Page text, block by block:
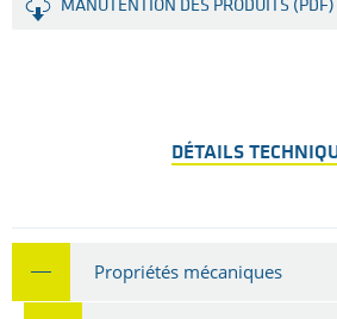
MANUTENTION DES PRODUITS (PDF)
DÉTAILS
Propriétés mécaniques